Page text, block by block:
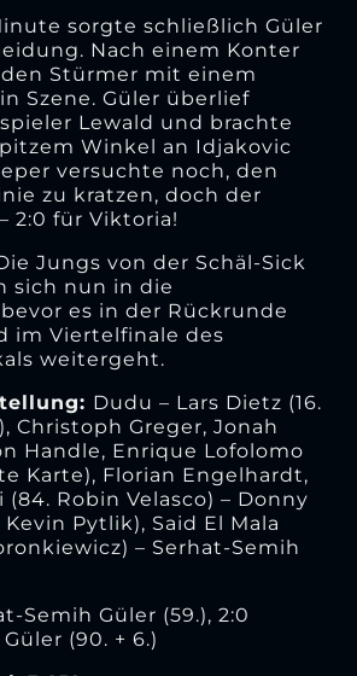
sorgte schließlich Güler
Nach einem Konter
Stürmer mit einem
Szene. Güler überlief
Lewald und brachte
Winkel an Idjakovic
versuchte noch, den
zu kratzen, doch der
2:0 für Viktoria!
Jungs von der Schäl-Sick
sich nun in die
es in der Rückrunde
im Viertelfinale des
weitergeht.
Dudu – Lars Dietz (16.
Christoph Greger, Jonah
Handle, Enrique Lofolomo
Karte), Florian Engelhardt,
(84. Robin Velasco) – Donny
Pytlik), Said El Mala
– Serhat-Semih
Semih Güler (59.), 2:0
(90. + 6.)